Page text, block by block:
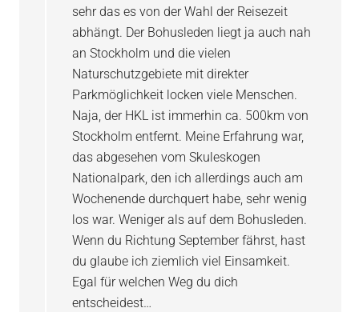
sehr das es von der Wahl der Reisezeit
abhängt. Der Bohusleden liegt ja auch nah
an Stockholm und die vielen
Naturschutzgebiete mit direkter
Parkmöglichkeit locken viele Menschen.
Naja, der HKL ist immerhin ca. 500km von
Stockholm entfernt. Meine Erfahrung war,
das abgesehen vom Skuleskogen
Nationalpark, den ich allerdings auch am
Wochenende durchquert habe, sehr wenig
los war. Weniger als auf dem Bohusleden.
Wenn du Richtung September fährst, hast
du glaube ich ziemlich viel Einsamkeit.
Egal für welchen Weg du dich
entscheidest…